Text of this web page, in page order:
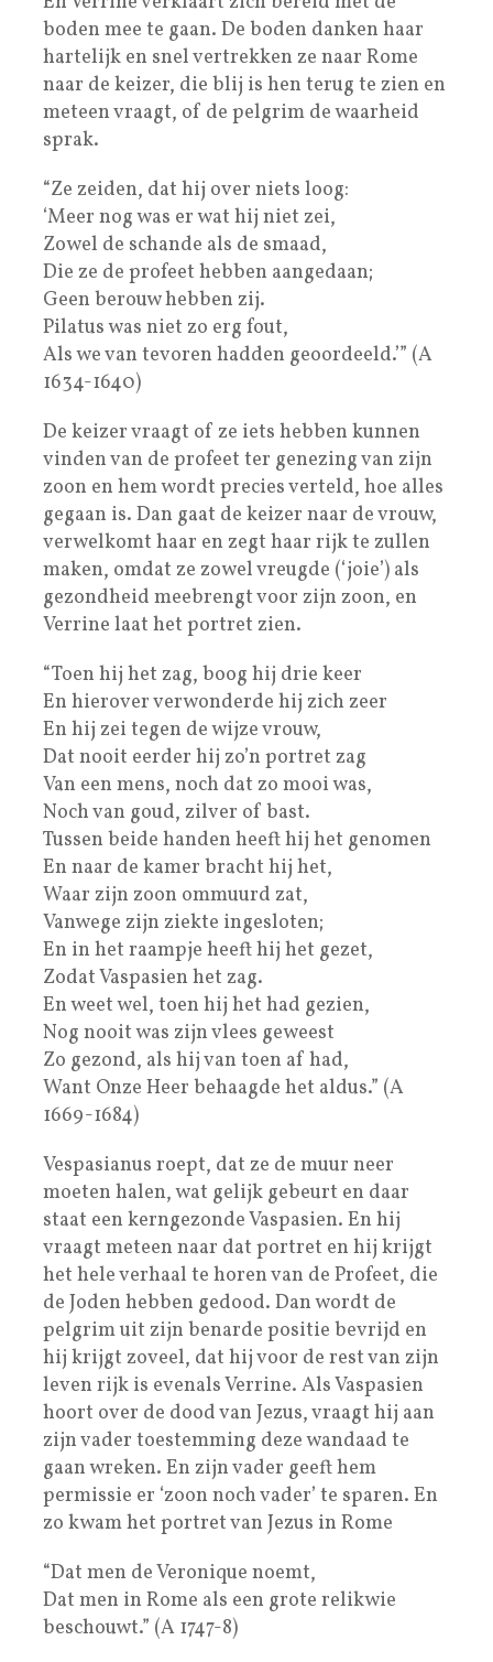
boden mee te gaan. De boden danken haar
hartelijk en snel vertrekken ze naar Rome
naar de keizer, die blij is hen terug te zien en
meteen vraagt, of de pelgrim de waarheid
sprak.
“Ze zeiden, dat hij over niets loog:
‘Meer nog was er wat hij niet zei,
Zowel de schande als de smaad,
Die ze de profeet hebben aangedaan;
Geen berouw hebben zij.
Pilatus was niet zo erg fout,
Als we van tevoren hadden geoordeeld.’” (A
1634-1640)
De keizer vraagt of ze iets hebben kunnen
vinden van de profeet ter genezing van zijn
zoon en hem wordt precies verteld, hoe alles
gegaan is. Dan gaat de keizer naar de vrouw,
verwelkomt haar en zegt haar rijk te zullen
maken, omdat ze zowel vreugde (‘joie’) als
gezondheid meebrengt voor zijn zoon, en
Verrine laat het portret zien.
“Toen hij het zag, boog hij drie keer
En hierover verwonderde hij zich zeer
En hij zei tegen de wijze vrouw,
Dat nooit eerder hij zo’n portret zag
Van een mens, noch dat zo mooi was,
Noch van goud, zilver of bast.
Tussen beide handen heeft hij het genomen
En naar de kamer bracht hij het,
Waar zijn zoon ommuurd zat,
Vanwege zijn ziekte ingesloten;
En in het raampje heeft hij het gezet,
Zodat Vaspasien het zag.
En weet wel, toen hij het had gezien,
Nog nooit was zijn vlees geweest
Zo gezond, als hij van toen af had,
Want Onze Heer behaagde het aldus.” (A
1669-1684)
Vespasianus roept, dat ze de muur neer
moeten halen, wat gelijk gebeurt en daar
staat een kerngezonde Vaspasien. En hij
vraagt meteen naar dat portret en hij krijgt
het hele verhaal te horen van de Profeet, die
de Joden hebben gedood. Dan wordt de
pelgrim uit zijn benarde positie bevrijd en
hij krijgt zoveel, dat hij voor de rest van zijn
leven rijk is evenals Verrine. Als Vaspasien
hoort over de dood van Jezus, vraagt hij aan
zijn vader toestemming deze wandaad te
gaan wreken. En zijn vader geeft hem
permissie er ‘zoon noch vader’ te sparen. En
zo kwam het portret van Jezus in Rome
“Dat men de Veronique noemt,
Dat men in Rome als een grote relikwie
beschouwt.” (A 1747-8)